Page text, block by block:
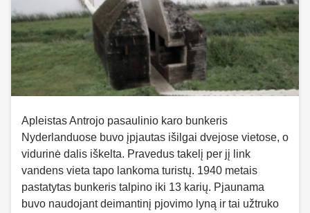
Apleistas Antrojo pasaulinio karo bunkeris
Nyderlanduose buvo įpjautas išilgai dvejose vietose, o
vidurinė dalis iškelta. Pravedus takelį per jį link
vandens vieta tapo lankoma turistų. 1940 metais
pastatytas bunkeris talpino iki 13 karių. Pjaunama
buvo naudojant deimantinį pjovimo lyną ir tai užtruko